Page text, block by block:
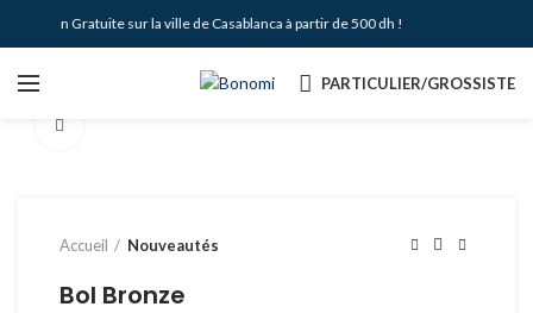
Livraison Gratuite sur la ville de Casablanca à partir de 500 dh !
PARTICULIER/GROSSISTE
Accueil Nouveautés
Bol Bronze